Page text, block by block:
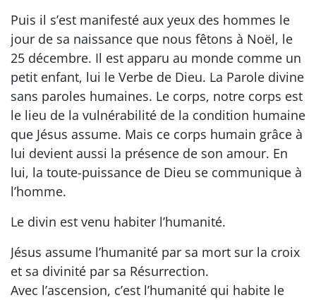
Puis il s’est manifesté aux yeux des hommes le
jour de sa naissance que nous fêtons à Noël, le
25 décembre. Il est apparu au monde comme un
petit enfant, lui le Verbe de Dieu. La Parole divine
sans paroles humaines. Le corps, notre corps est
le lieu de la vulnérabilité de la condition humaine
que Jésus assume. Mais ce corps humain grâce à
lui devient aussi la présence de son amour. En
lui, la toute-puissance de Dieu se communique à
l’homme.
Le divin est venu habiter l’humanité.
Jésus assume l’humanité par sa mort sur la croix
et sa divinité par sa Résurrection.
Avec l’ascension, c’est l’humanité qui habite le